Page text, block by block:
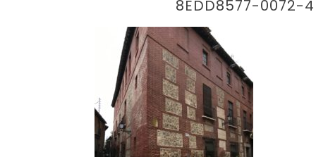
8EDD8577-0072-